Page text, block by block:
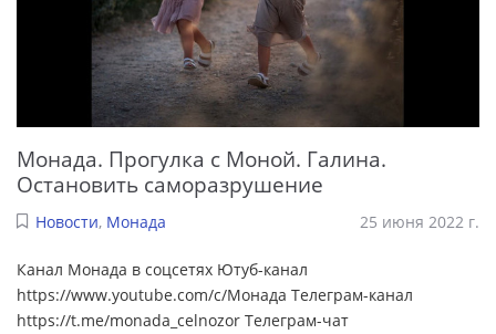
Монада. Прогулка с Моной. Галина.
Остановить саморазрушение
Новости, Монада 25 июня 2022 г.
Канал Монада в соцсетях Ютуб-канал
https://www.youtube.com/c/Монада Телеграм-канал
https://t.me/monada_celnozor Телеграм-чат